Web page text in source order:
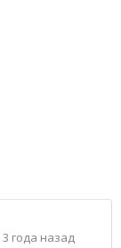
3 года назад